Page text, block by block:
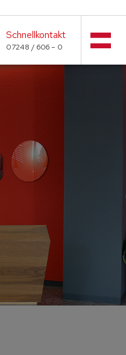
Schnellkontakt
07248 / 606 – 0